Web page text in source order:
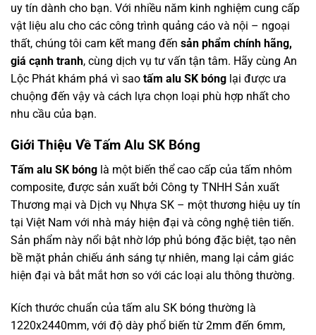
uy tín dành cho bạn. Với nhiều năm kinh nghiệm cung cấp
vật liệu alu cho các công trình quảng cáo và nội – ngoại
thất, chúng tôi cam kết mang đến sản phẩm chính hãng,
giá cạnh tranh, cùng dịch vụ tư vấn tận tâm. Hãy cùng An
Lộc Phát khám phá vì sao tấm alu SK bóng lại được ưa
chuộng đến vậy và cách lựa chọn loại phù hợp nhất cho
nhu cầu của bạn.
Giới Thiệu Về Tấm Alu SK Bóng
Tấm alu SK bóng là một biến thể cao cấp của tấm nhôm
composite, được sản xuất bởi Công ty TNHH Sản xuất
Thương mại và Dịch vụ Nhựa SK – một thương hiệu uy tín
tại Việt Nam với nhà máy hiện đại và công nghệ tiên tiến.
Sản phẩm này nổi bật nhờ lớp phủ bóng đặc biệt, tạo nên
bề mặt phản chiếu ánh sáng tự nhiên, mang lại cảm giác
hiện đại và bắt mắt hơn so với các loại alu thông thường.
Kích thước chuẩn của tấm alu SK bóng thường là
1220x2440mm, với độ dày phổ biến từ 2mm đến 6mm,